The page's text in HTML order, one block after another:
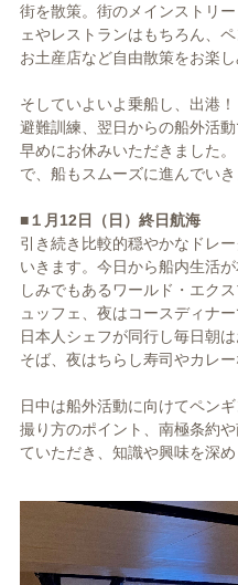
街を散策。街のメインストリ
ェやレストランはもちろん、
お土産店など自由散策をお楽し
そしていよいよ乗船し、出港
避難訓練、翌日からの船外活
早めにお休みいただきました
で、船もスムーズに進んでいき
■１月12日（日）終日航海
引き続き比較的穏やかなドレ
いきます。今日から船内生活
しみでもあるワールド・エク
ュッフェ、夜はコースディナ
日本人シェフが同行し毎日朝
そば、夜はちらし寿司やカレー
日中は船外活動に向けてペン
撮り方のポイント、南極条約
ていただき、知識や興味を深め